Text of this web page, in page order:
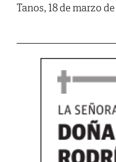
Tanos, 18 de marzo